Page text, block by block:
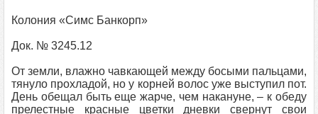
Колония «Симс Банкорп»
Док. № 3245.12
От земли, влажно чавкающей между босыми пальцами,
тянуло прохладой, но у корней волос уже выступил пот.
День обещал быть еще жарче, чем накануне, – к обеду
прелестные красные цветки дневки свернут свои